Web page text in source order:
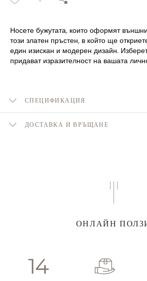
Носете бужутата, които оформят
този златен пръстен, в който ще
един изискан и модерен дизайн.
придават изразителност на вашата
СПЕЦИФИКАЦИЯ
ДОСТАВКА И ВРЪЩАНЕ
ОНЛАЙН